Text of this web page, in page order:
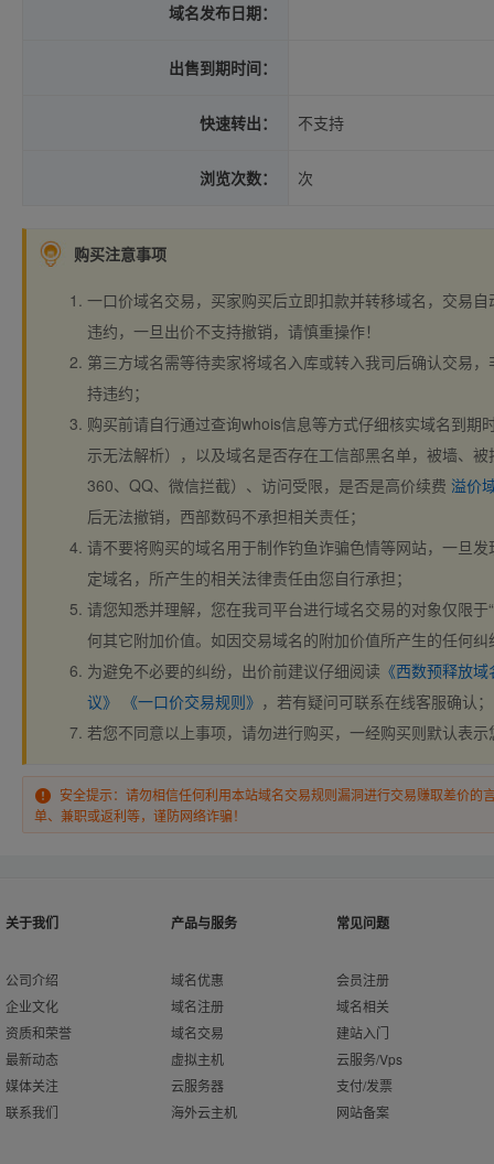
域名发布日期：
出售到期时间：
快速转出： 不支持
浏览次数： 次
购买注意事项
一口价域名交易，买家购买后立即扣款并转移域名，交易
违约，一旦出价不支持撤销，请慎重操作！
第三方域名需等待卖家将域名入库或转入我司后确认交易
持违约；
购买前请自行通过查询whois信息等方式仔细核实域名到期
示无法解析），以及域名是否存在工信部黑名单，被墙、
360、QQ、微信拦截）、访问受限，是否是高价续费 溢价
后无法撤销，西部数码不承担相关责任；
请不要将购买的域名用于制作钓鱼诈骗色情等网站，一旦
定域名，所产生的相关法律责任由您自行承担；
请您知悉并理解，您在我司平台进行域名交易的对象仅限于
何其它附加价值。如因交易域名的附加价值所产生的任何
为避免不必要的纠纷，出价前建议仔细阅读 《西数预释放
议》
《一口价交易规则》 ，若有疑问可联系在线客服确认；
若您不同意以上事项，请勿进行购买，一经购买则默认表
安全提示：请勿相信任何利用本站域名交易规则漏洞进行交易赚取差价的
单、兼职或返利等，谨防网络诈骗！
关于我们
公司介绍
企业文化
资质和荣誉
最新动态
媒体关注
联系我们
产品与服务
域名优惠
域名注册
域名交易
虚拟主机
云服务器
海外云主机
常见问题
会员注册
域名相关
建站入门
云服务/Vps
支付/发票
网站备案